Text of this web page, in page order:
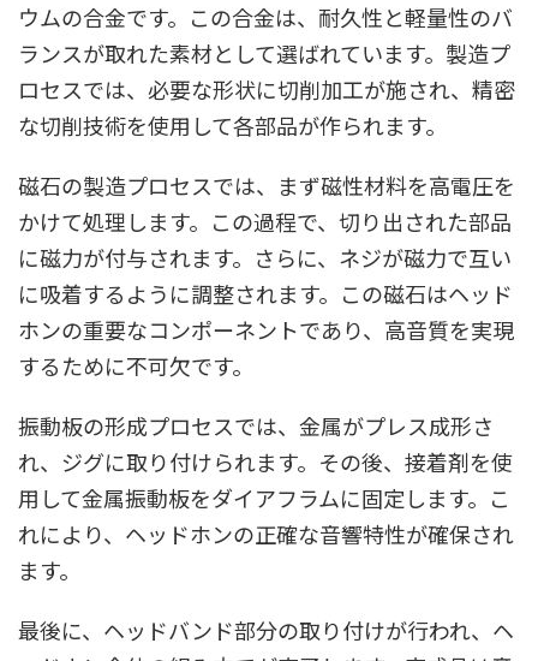
ウムの合金です。この合金は、耐久性と軽量性のバ
ランスが取れた素材として選ばれています。製造プ
ロセスでは、必要な形状に切削加工が施され、精密
な切削技術を使用して各部品が作られます。
磁石の製造プロセスでは、まず磁性材料を高電圧を
かけて処理します。この過程で、切り出された部品
に磁力が付与されます。さらに、ネジが磁力で互い
に吸着するように調整されます。この磁石はヘッド
ホンの重要なコンポーネントであり、高音質を実現
するために不可欠です。
振動板の形成プロセスでは、金属がプレス成形さ
れ、ジグに取り付けられます。その後、接着剤を使
用して金属振動板をダイアフラムに固定します。こ
れにより、ヘッドホンの正確な音響特性が確保され
ます。
最後に、ヘッドバンド部分の取り付けが行われ、ヘ